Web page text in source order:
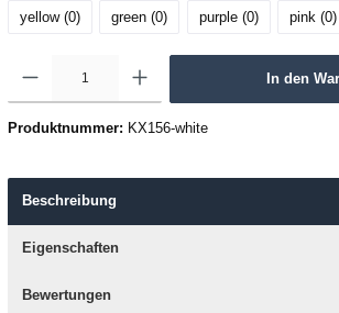
yellow (0) green (0) purple (0) pink (0)
In den
Produktnummer: KX156-white
Beschreibung
Eigenschaften
Bewertungen